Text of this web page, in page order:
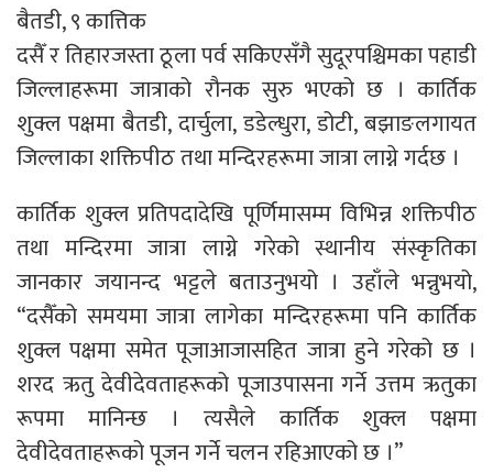
बैतडी, ९ कात्तिक
दसैँ र तिहारजस्ता ठूला पर्व सकिएसँगै सुदूरपश्चिमका पहाडी
जिल्लाहरूमा जात्राको रौनक सुरु भएको छ । कार्तिक
शुक्ल पक्षमा बैतडी, दार्चुला, डडेल्धुरा, डोटी, बझाङलगायत
जिल्लाका शक्तिपीठ तथा मन्दिरहरूमा जात्रा लाग्ने गर्दछ ।
कार्तिक शुक्ल प्रतिपदादेखि पूर्णिमासम्म विभिन्न शक्तिपीठ
तथा मन्दिरमा जात्रा लाग्ने गरेको स्थानीय संस्कृतिका
जानकार जयानन्द भट्टले बताउनुभयो । उहाँले भन्नुभयो,
“दसैँको समयमा जात्रा लागेका मन्दिरहरूमा पनि कार्तिक
शुक्ल पक्षमा समेत पूजाआजासहित जात्रा हुने गरेको छ ।
शरद ऋतु देवीदेवताहरूको पूजाउपासना गर्ने उत्तम ऋतुका
रूपमा मानिन्छ । त्यसैले कार्तिक शुक्ल पक्षमा
देवीदेवताहरूको पूजन गर्ने चलन रहिआएको छ ।”